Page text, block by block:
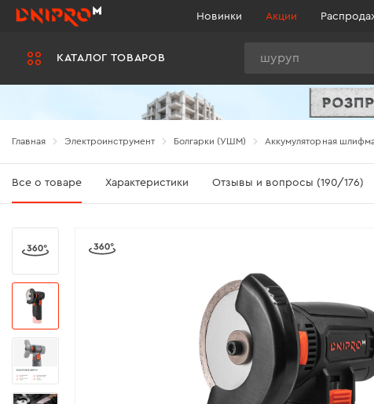
КАТАЛОГ ТОВАРОВ
Новинки Акции
Главная Электроинструмент Болгарки (УШМ) Аккумуляторная
Все о товаре Характеристики Отзывы и вопросы (190/176)